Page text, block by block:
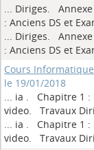
... Diriges.
: Anciens DS et
... Diriges.
: Anciens DS et
Cours Informatique
le 19/01/2018
... ia . Chapitre 1 :
video. Travaux
... ia . Chapitre 1 :
video. Travaux